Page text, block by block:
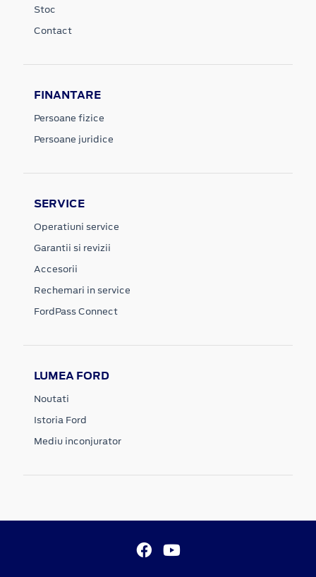
Stoc
Contact
FINANTARE
Persoane fizice
Persoane juridice
SERVICE
Operatiuni service
Garantii si revizii
Accesorii
Rechemari in service
FordPass Connect
LUMEA FORD
Noutati
Istoria Ford
Mediu inconjurator